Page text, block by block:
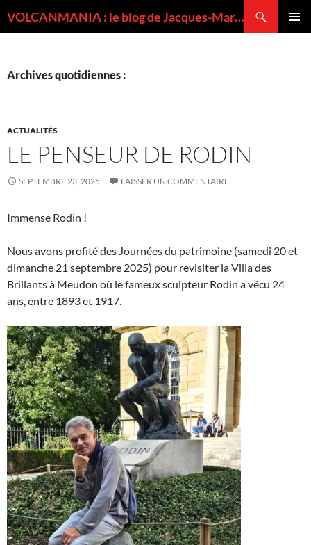
VOLCANMANIA : le blog de Jacques-Marie BARDINTZEFF, volcanologue
Archives quotidiennes :
ACTUALITÉS
LE PENSEUR DE RODIN
SEPTEMBRE 23, 2025 LAISSER UN COMMENTAIRE
Immense Rodin !
Nous avons profité des Journées du patrimoine (samedi 20 et
dimanche 21 septembre 2025) pour revisiter la Villa des
Brillants à Meudon où le fameux sculpteur Rodin a vécu 24
ans, entre 1893 et 1917.